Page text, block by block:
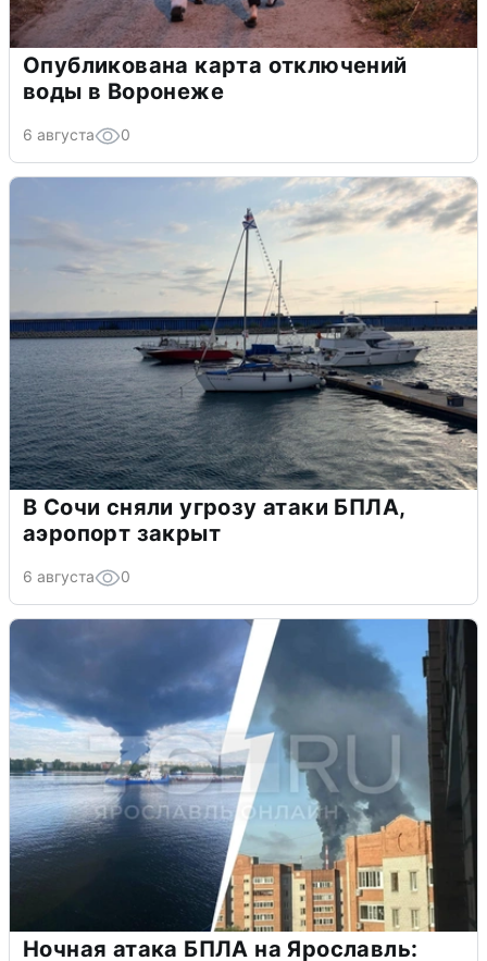
Опубликована карта отключений
воды в Воронеже
6 августа 0
В Сочи сняли угрозу атаки БПЛА,
аэропорт закрыт
6 августа 0
Ночная атака БПЛА на Ярославль: